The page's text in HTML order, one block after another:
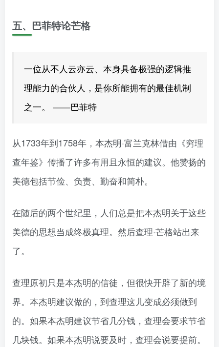
五、巴菲特论芒格
一位从不人云亦云、本身具备极强的逻辑推
理能力的合伙人，是你所能拥有的最佳机制
之一。 ——巴菲特
从1733年到1758年，本杰明·富兰克林借由《穷理
查年鉴》传播了许多有用且永恒的建议。他赞扬的
美德包括节俭、负责、勤奋和简朴。
在随后的两个世纪里，人们总是把本杰明关于这些
美德的思想当成终极真理。然后查理·芒格站出来
了。
查理原初只是本杰明的信徒，但很快开辟了新的境
界。本杰明建议做的，到查理这儿变成必须做到
的。如果本杰明建议节省几分钱，查理会要求节省
几块钱。如果本杰明说要及时，查理会说要提前。